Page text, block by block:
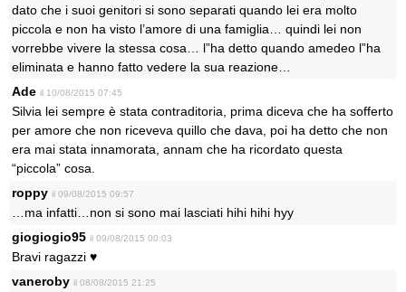
dato che i suoi genitori si sono separati quando lei era molto
piccola e non ha visto l’amore di una famiglia… quindi lei non
vorrebbe vivere la stessa cosa… l”ha detto quando amedeo l”ha
eliminata e hanno fatto vedere la sua reazione…
Ade il 10/08/2015 07:45
Silvia lei sempre è stata contraditoria, prima diceva che ha sofferto
per amore che non riceveva quillo che dava, poi ha detto che non
era mai stata innamorata, annam che ha ricordato questa
“piccola” cosa.
roppy il 09/08/2015 09:57
…ma infatti…non si sono mai lasciati hihi hihi hyy
giogiogio95 il 09/08/2015 00:03
Bravi ragazzi ♥
vaneroby il 08/08/2015 21:25